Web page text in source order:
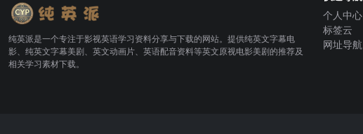
纯英派是一个专注于影视英语学习资料分享与下载的网站。提供纯英文字幕电
影、纯英文字幕美剧、英文动画片、英语配音资料等英文原视电影美剧的推荐及
相关学习素材下载。
个人中心
标签云
网址导航